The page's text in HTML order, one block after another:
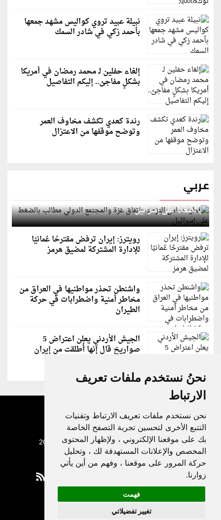
نحنُ نستخدم ملفات تعريف
الارتباط
نحن نستخدم ملفات تعريف الارتباط وتقنيات
التتبع الأخرى لتحسين تجربة التصفح الخاصة
بك على موقعنا الإلكتروني ، ولإظهار المحتوى
المخصص والإعلانات المستهدفة لك ، وتحليل
حركة المرور على موقعنا ، وفهم من أين يأتي
زوارنا.
فهمت
تغيير تفضيلاتي
نبيلة عبيد تروي كواليس مشهد جمعها
بأحمد زكي في شادر السمك
إلغاء حفلين لـ محمد رمضان في أمريكا
بشكلٍ مفاجئ.. إليكم التفاصيل
رندة كعدي تكشف مخاوف العمر
وتوضح موقفها من الاعتزال
عربي
قطر: حماس التزمت باتفاق غزة والمجتمع الدولي مطالب
بالضغط على إسرائيل
رويترز: إيران ترفض مقترحًا عُمانيًا
للإدارة المشتركة لمضيق هرمز
واشنطن تحذر مواطنيها في العراق من
مخاطر أمنية واضطرابات في حركة
الطيران
الجيش الأردني يعلن اعتراض 5
صواريخ قال إنها أُطلقت من إيران
جميع الحقوق محفوظة لدنيا الوطن © 2003 - 2022
Privacy Policy